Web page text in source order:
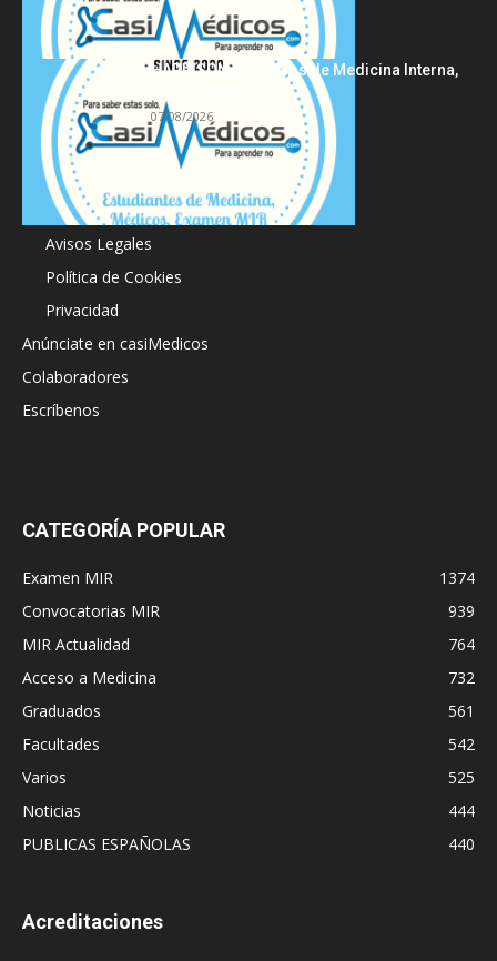
HARRISON Principios de Medicina Interna,
07/08/2026
Acerca de
Avisos Legales
Política de Cookies
Privacidad
Anúnciate en casiMedicos
Colaboradores
Escríbenos
CATEGORÍA POPULAR
Examen MIR
1374
Convocatorias MIR
939
MIR Actualidad
764
Acceso a Medicina
732
Graduados
561
Facultades
542
Varios
525
Noticias
444
PUBLICAS ESPAÑOLAS
440
Acreditaciones